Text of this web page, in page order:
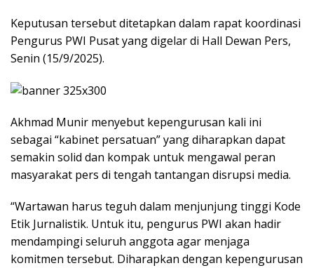
Keputusan tersebut ditetapkan dalam rapat koordinasi
Pengurus PWI Pusat yang digelar di Hall Dewan Pers,
Senin (15/9/2025).
Akhmad Munir menyebut kepengurusan kali ini
sebagai “kabinet persatuan” yang diharapkan dapat
semakin solid dan kompak untuk mengawal peran
masyarakat pers di tengah tantangan disrupsi media.
“Wartawan harus teguh dalam menjunjung tinggi Kode
Etik Jurnalistik. Untuk itu, pengurus PWI akan hadir
mendampingi seluruh anggota agar menjaga
komitmen tersebut. Diharapkan dengan kepengurusan